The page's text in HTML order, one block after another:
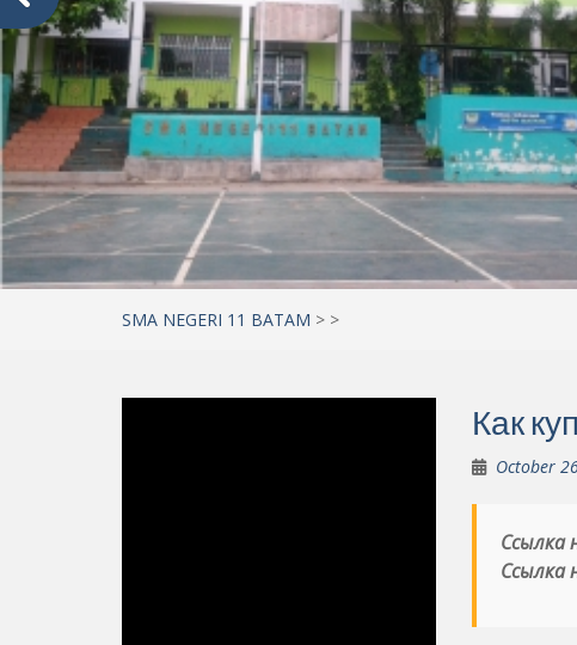
SMA NEGERI 11 BATAM > >
Как
October
Ссылка
Ссылка